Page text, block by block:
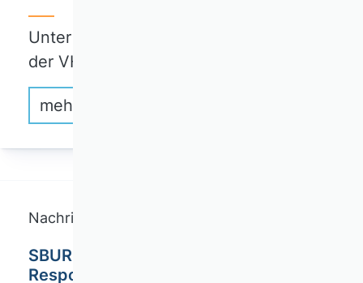
Unter dem Motto „Fit for Funding“ hat
der VHB…
mehr erfahren
Nachricht
SBUR Call for Papers: Collection on
Responsible Innovation